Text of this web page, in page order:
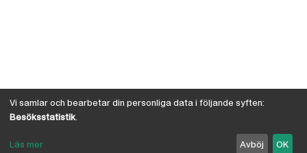
Vi samlar och bearbetar din personliga data i följande syften:
Besöksstatistik.
Läs mer Avböj OK